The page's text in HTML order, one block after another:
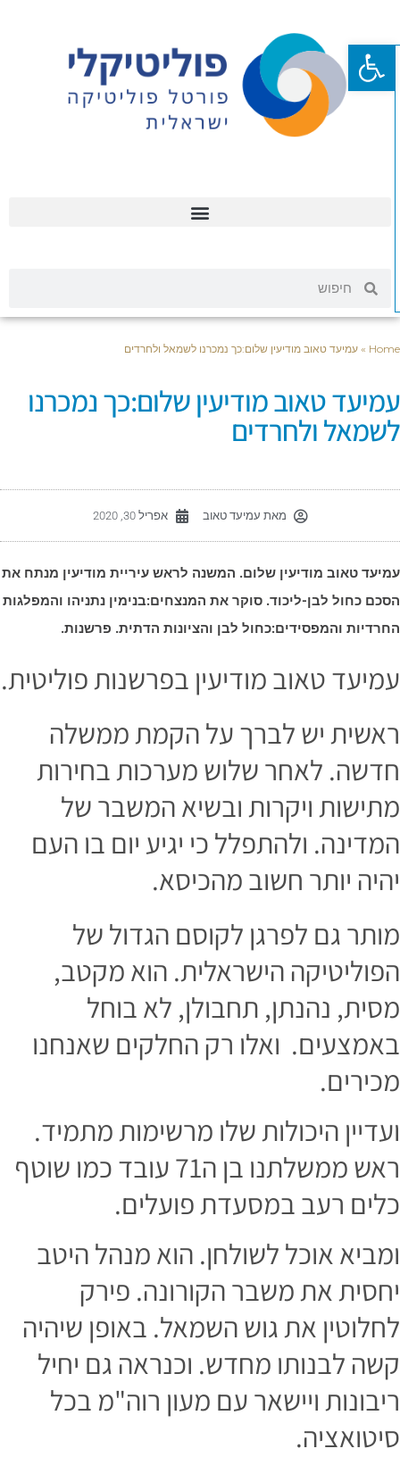
»עמיעד טאוב מודיעין שלום:כך נמכרנו לשמאל ולחרדים
טאוב מודיעין שלום:כך נמכרנו
ולחרדים
מאתעמיעד טאוב אפריל 30, 2020
טאוב מודיעין שלום. המשנה לראש עיריית מודיעין מנתח את
כחול לבן-ליכוד. סוקר את המנצחים:בנימין נתניהו והמפלגות
והמפסידים:כחול לבן והציונות הדתית. פרשנות.
טאוב מודיעין בפרשנות פוליטית.
יש לברך על הקמת ממשלה
לאחר שלוש מערכות בחירות
ויקרות ובשיא המשבר של
ולהתפלל כי יגיע יום בו העם
יותר חשוב מהכיסא.
גם לפרגן לקוסם הגדול של
הישראלית. הוא מקטב,
נהנתן, תחבולן, לא בוחל
ואלו רק החלקים שאנחנו
היכולות שלו מרשימות מתמיד.
ראש ממשלתנו בן ה71 עובד כמו שוטף
רעב במסעדת פועלים.
אוכל לשולחן. הוא מנהל היטב
את משבר הקורונה. פירק
את גוש השמאל. באופן שיהיה
לבנותו מחדש. וכנראה גם יחיל
ויישאר עם מעון רוה"מ בכל
פתח סרגל נגישות